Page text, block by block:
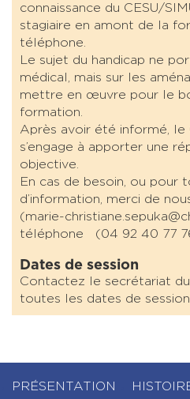
connaissance du CESU/
stagiaire en amont de la
téléphone.
Le sujet du handicap ne
médical, mais sur les
mettre en œuvre pour le
formation.
Après avoir été informé, le
s’engage à apporter une
objective.
En cas de besoin, ou pour
d’information, merci de
(marie-
téléphone (04 92 40 77
Dates de session
Contactez le secrétariat
toutes les dates de
PRÉSENTATION